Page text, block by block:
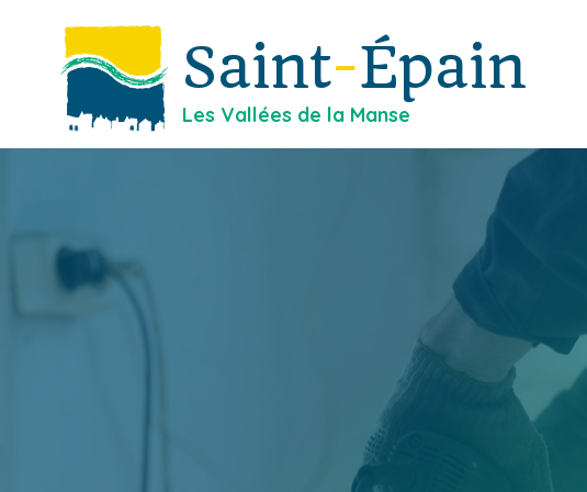
Saint-Épain
Les Vallées de la Manse